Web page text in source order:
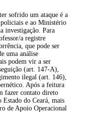
sofrido um ataque é a
policiais e ao Ministério
investigação. Para
a registre
que pode ser
uma análise
podem vir a ser
(art. 147-A),
ilegal (art. 146),
Após a feitura
fazer contato direto
do Ceará, mais
de Apoio Operacional